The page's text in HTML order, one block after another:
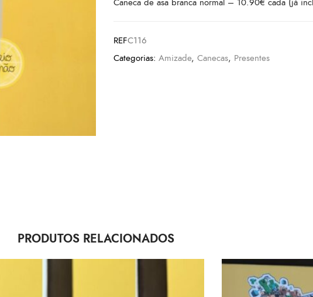
REFC116
Categorias: Amizade, Canecas, Presentes
PRODUTOS RELACIONADOS